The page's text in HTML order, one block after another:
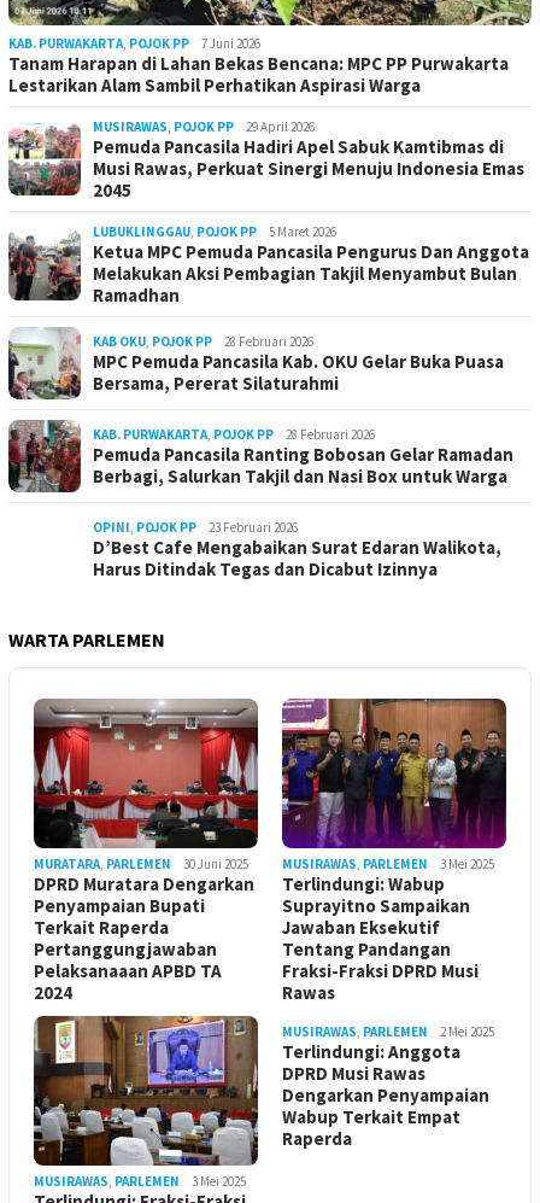
KAB. PURWAKARTA, POJOK PP 7 Juni 2026
Tanam Harapan di Lahan Bekas Bencana: MPC PP Purwakarta
Lestarikan Alam Sambil Perhatikan Aspirasi Warga
MUSIRAWAS, POJOK PP 29 April 2026
Pemuda Pancasila Hadiri Apel Sabuk Kamtibmas di
Musi Rawas, Perkuat Sinergi Menuju Indonesia Emas
2045
LUBUKLINGGAU, POJOK PP 5 Maret 2026
Ketua MPC Pemuda Pancasila Pengurus Dan Anggota
Melakukan Aksi Pembagian Takjil Menyambut Bulan
Ramadhan
KAB OKU, POJOK PP 28 Februari 2026
MPC Pemuda Pancasila Kab. OKU Gelar Buka Puasa
Bersama, Pererat Silaturahmi
KAB. PURWAKARTA, POJOK PP 28 Februari 2026
Pemuda Pancasila Ranting Bobosan Gelar Ramadan
Berbagi, Salurkan Takjil dan Nasi Box untuk Warga
OPINI, POJOK PP 23 Februari 2026
D’Best Cafe Mengabaikan Surat Edaran Walikota,
Harus Ditindak Tegas dan Dicabut Izinnya
WARTA PARLEMEN
MURATARA, PARLEMEN 30 Juni 2025
DPRD Muratara Dengarkan
Penyampaian Bupati
Terkait Raperda
Pertanggungjawaban
Pelaksanaaan APBD TA
2024
MUSIRAWAS, PARLEMEN 3 Mei 2025
Terlindungi: Wabup
Suprayitno Sampaikan
Jawaban Eksekutif
Tentang Pandangan
Fraksi-Fraksi DPRD Musi
Rawas
MUSIRAWAS, PARLEMEN 3 Mei 2025
MUSIRAWAS, PARLEMEN 2 Mei 2025
Terlindungi: Anggota
DPRD Musi Rawas
Dengarkan Penyampaian
Wabup Terkait Empat
Raperda